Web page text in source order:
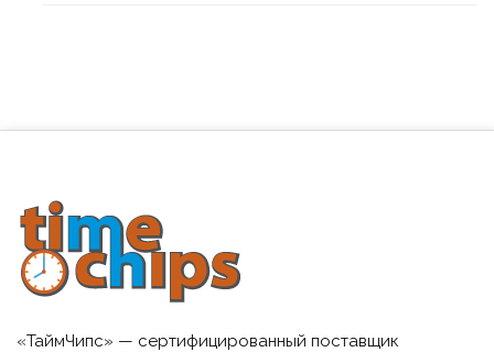
«ТаймЧипс» — сертифицированный поставщик